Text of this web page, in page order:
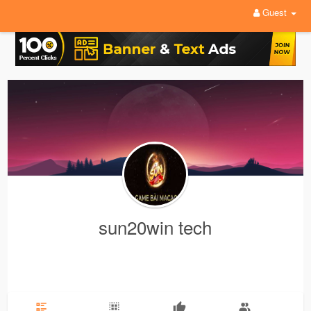
Guest
sun20win tech